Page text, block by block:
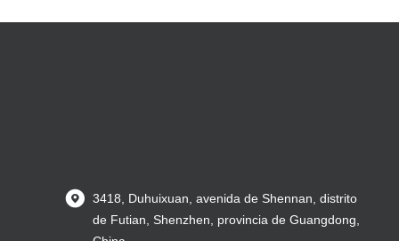
3418, Duhuixuan, avenida de Shennan, distrito
de Futian, Shenzhen, provincia de Guangdong,